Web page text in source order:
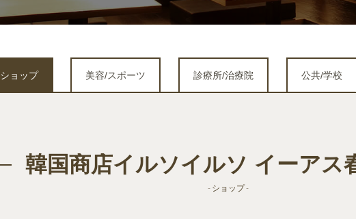
ショップ 美容/スポーツ 診療所/治療院 公共/学校
韓国商店イルソイルソ イーアス
- ショップ -